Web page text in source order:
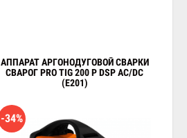
АППАРАТ АРГОНОДУГОВОЙ СВАРКИ
СВАРОГ PRO TIG 200 P DSP AC/DC
(E201)
-34%